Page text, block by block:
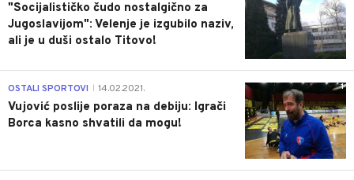
"Socijalističko čudo nostalgično za
Jugoslavijom": Velenje je izgubilo naziv,
ali je u duši ostalo Titovo!
1
OSTALI SPORTOVI 14.02.2021.
Vujović poslije poraza na debiju: Igrači
Borca kasno shvatili da mogu!